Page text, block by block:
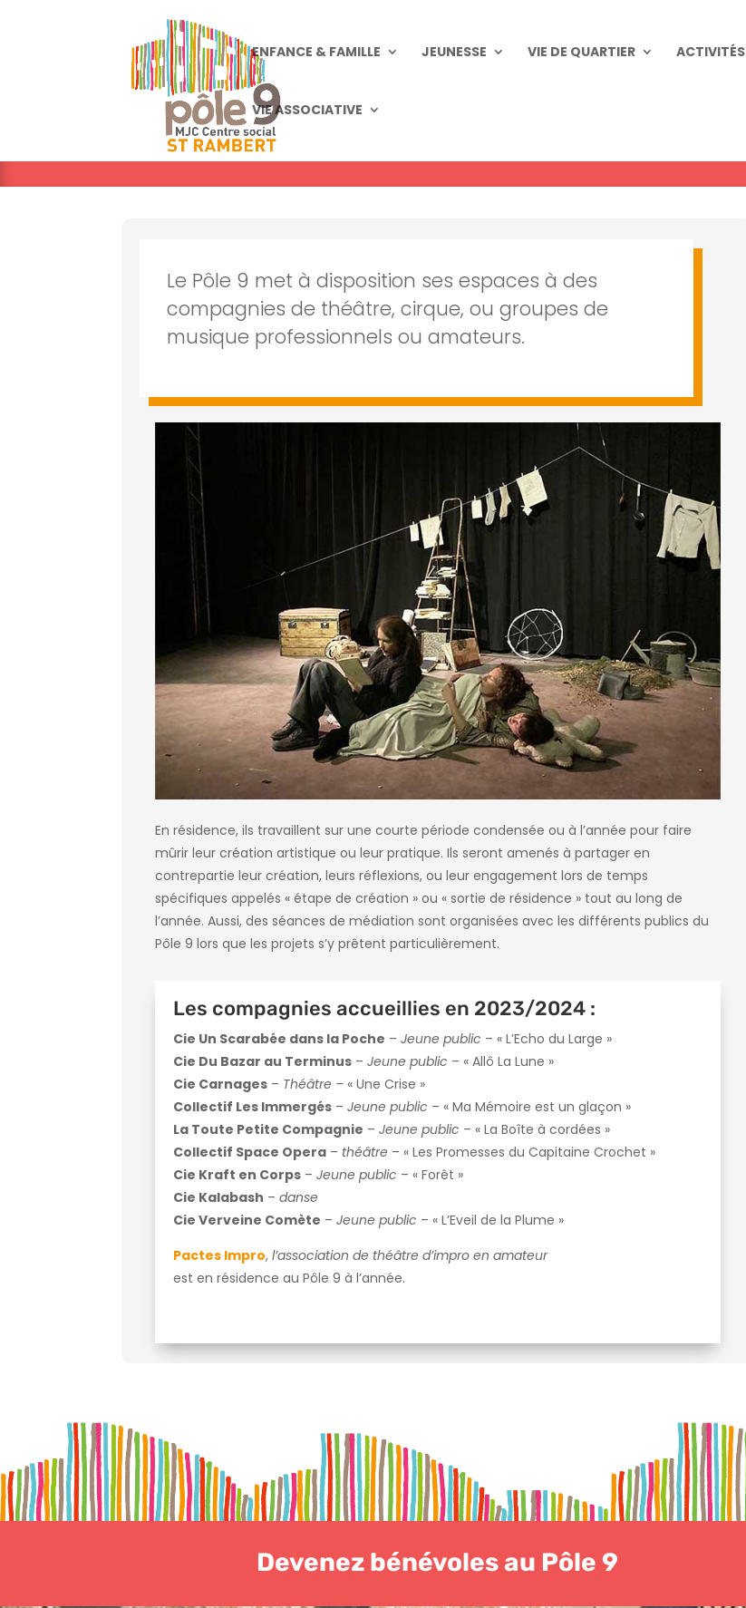
ENFANCE & FAMILLE JEUNESSE VIE DE QUARTIER ACTIVITÉS
VIE ASSOCIATIVE
Le Pôle 9 met à disposition ses espaces à des
compagnies de théâtre, cirque, ou groupes de
musique professionnels ou amateurs.
En résidence, ils travaillent sur une courte période condensée ou à l’année pour faire
mûrir leur création artistique ou leur pratique. Ils seront amenés à partager en
contrepartie leur création, leurs réflexions, ou leur engagement lors de temps
spécifiques appelés « étape de création » ou « sortie de résidence » tout au long de
l’année. Aussi, des séances de médiation sont organisées avec les différents publics du
Pôle 9 lors que les projets s’y prêtent particulièrement.
Les compagnies accueillies en 2023/2024 :
Cie Un Scarabée dans la Poche – Jeune public – « L’Echo du Large »
Cie Du Bazar au Terminus– Jeune public – « Allô La Lune »
Cie Carnages– Théâtre – « Une Crise »
Collectif Les Immergés– Jeune public – « Ma Mémoire est un glaçon »
La Toute Petite Compagnie – Jeune public – « La Boîte à cordées »
Collectif Space Opera– théâtre – « Les Promesses du Capitaine Crochet »
Cie Kraft en Corps– Jeune public – « Forêt »
Cie Kalabash – danse
Cie Verveine Comète – Jeune public – « L’Eveil de la Plume »
Pactes Impro, l’association de théâtre d’impro en amateur
est en résidence au Pôle 9 à l’année.
Devenez bénévoles au Pôle 9